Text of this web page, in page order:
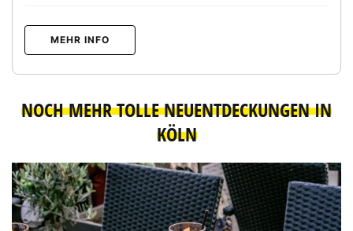
MEHR INFO
NOCH MEHR TOLLE NEUENTDECKUNGEN IN
KÖLN